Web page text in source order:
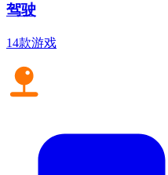
驾驶
14款游戏